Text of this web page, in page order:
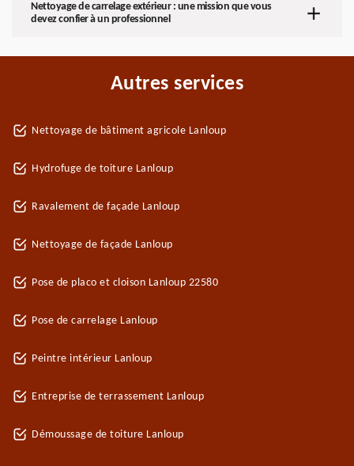
Nettoyage de carrelage extérieur : une mission que vous
devez confier à un professionnel
Autres services
Nettoyage de bâtiment agricole Lanloup
Hydrofuge de toiture Lanloup
Ravalement de façade Lanloup
Nettoyage de façade Lanloup
Pose de placo et cloison Lanloup 22580
Pose de carrelage Lanloup
Peintre intérieur Lanloup
Entreprise de terrassement Lanloup
Démoussage de toiture Lanloup